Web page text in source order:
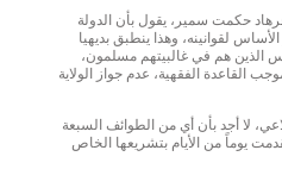
حكمت سمير، يقول بأن الدولة
لقوانينه، وهذا ينطبق بديهيا
الذين هم في غالبيتهم مسلمون،
القاعدة الفقهية، عدم جواز الولاية
لا أجد بأن أي من الطوائف السبعة
يوماً من الأيام بتشريعها الخاص